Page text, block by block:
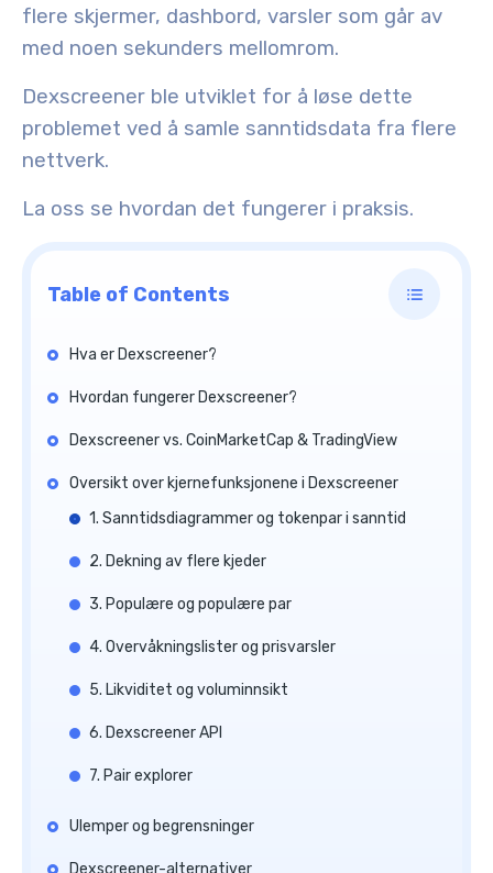
flere skjermer, dashbord, varsler som går av
med noen sekunders mellomrom.
Dexscreener ble utviklet for å løse dette
problemet ved å samle sanntidsdata fra flere
nettverk.
La oss se hvordan det fungerer i praksis.
Table of Contents
Hva er Dexscreener?
Hvordan fungerer Dexscreener?
Dexscreener vs. CoinMarketCap & TradingView
Oversikt over kjernefunksjonene i Dexscreener
1. Sanntidsdiagrammer og tokenpar i sanntid
2. Dekning av flere kjeder
3. Populære og populære par
4. Overvåkningslister og prisvarsler
5. Likviditet og voluminnsikt
6. Dexscreener API
7. Pair explorer
Ulemper og begrensninger
Dexscreener-alternativer